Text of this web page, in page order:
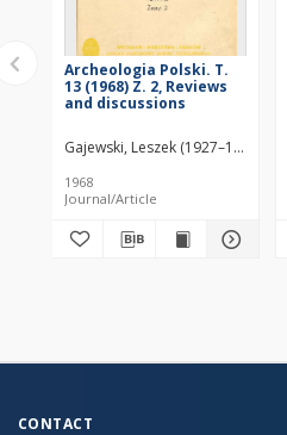
Archeologia Polski. T.
13 (1968) Z. 2, Reviews
and discussions
Gajewski, Leszek (1927–1998)
1968
Journal/Article
CONTACT